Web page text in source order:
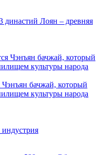
Лоян – древняя
Чэнъян бачжай, который
культуры народа